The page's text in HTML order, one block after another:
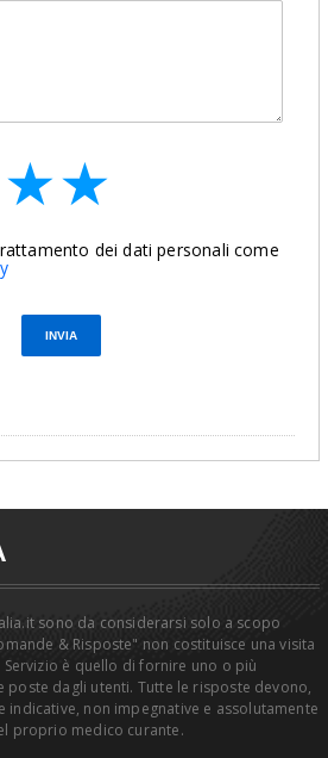
★
★★
dei dati personali come
sono da considerarsi solo a scopo
& Risposte" non costituisce una visita
è quello di fornire uno o più
dagli utenti. Tutte le risposte devono,
indicative, non impegnative e assolutamente
proprio medico curante.